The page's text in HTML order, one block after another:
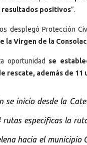
resultados positivos”.
desplegó Protección
la Virgen de la
oportunidad se
rescate, además de
se inicio desde la
rutas especificas la
hacia el